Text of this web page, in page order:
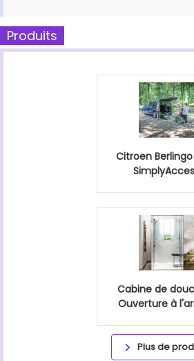
Produits
Citroen
Cabine de
Ouverture à
Plus de